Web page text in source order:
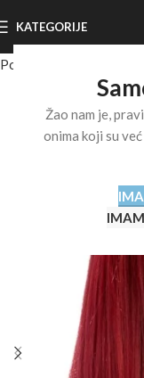
Žao nam je,
onima koji su
KATEGORIJE
Početna stranica